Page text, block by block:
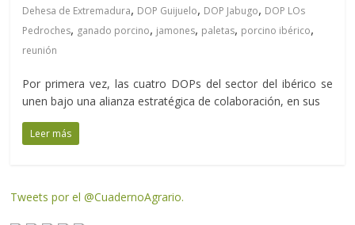
Dehesa de Extremadura, DOP Guijuelo, DOP Jabugo, DOP LOs
Pedroches, ganado porcino, jamones, paletas, porcino ibérico,
reunión
Por primera vez, las cuatro DOPs del sector del ibérico se
unen bajo una alianza estratégica de colaboración, en sus
Leer más
Tweets por el @CuadernoAgrario.